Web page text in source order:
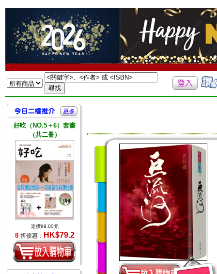
好吃（NO.5＋6）套書
（共二冊）
定價99.00元
8 折優惠： HK$79.2